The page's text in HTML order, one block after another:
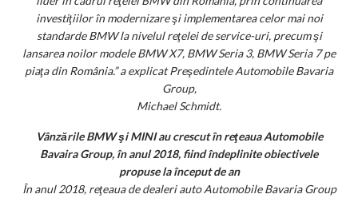
investiţiilor în modernizare şi implementarea celor mai noi
standarde BMW la nivelul reţelei de service-uri, precum şi
lansarea noilor modele BMW X7, BMW Seria 3, BMW Seria 7 pe
piaţa din România.” a explicat Preşedintele Automobile Bavaria
Group,
Michael Schmidt.
Vânzările BMW şi MINI au crescut în reţeaua Automobile
Bavaira Group, în anul 2018, fiind îndeplinite obiectivele
propuse la început de an
În anul 2018, reţeaua de dealeri auto Automobile Bavaria Group